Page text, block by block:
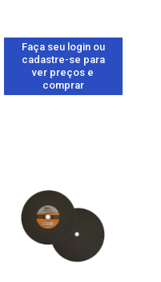
Faça seu login ou
cadastre-se para
ver preços e
comprar